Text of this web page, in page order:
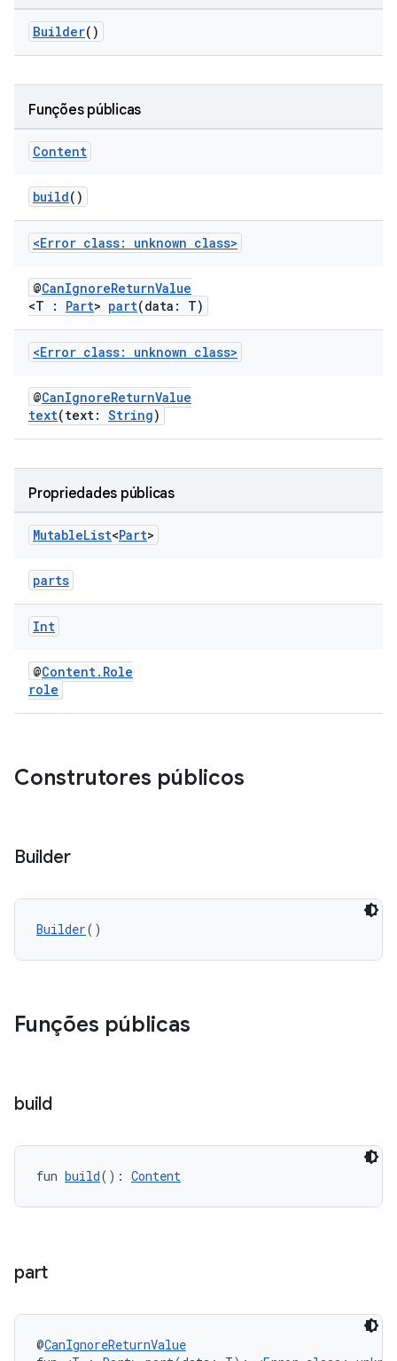
Builder()
Funções públicas
Content
build()
<Error class: unknown class>
@CanIgnoreReturnValue
<T : Part> part(data: T)
<Error class: unknown class>
@CanIgnoreReturnValue
text(text: String)
Propriedades públicas
MutableList<Part>
parts
Int
@Content.Role
role
Construtores públicos
Builder
Builder()
Funções públicas
build
fun build(): Content
part
@CanIgnoreReturnValue